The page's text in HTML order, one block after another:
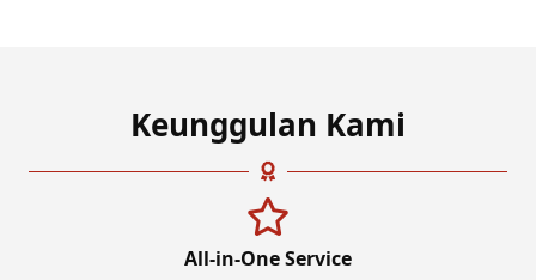
Keunggulan Kami
All-in-One Service